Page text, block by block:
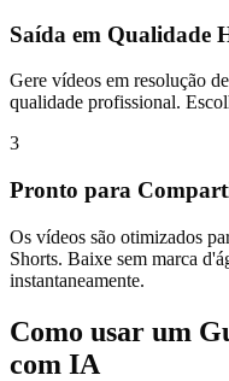
Saída em Qualidade
Gere vídeos em resolução
qualidade profissional.
3
Pronto para
Os vídeos são otimizados
Shorts. Baixe sem marca
instantaneamente.
Como usar um
com IA